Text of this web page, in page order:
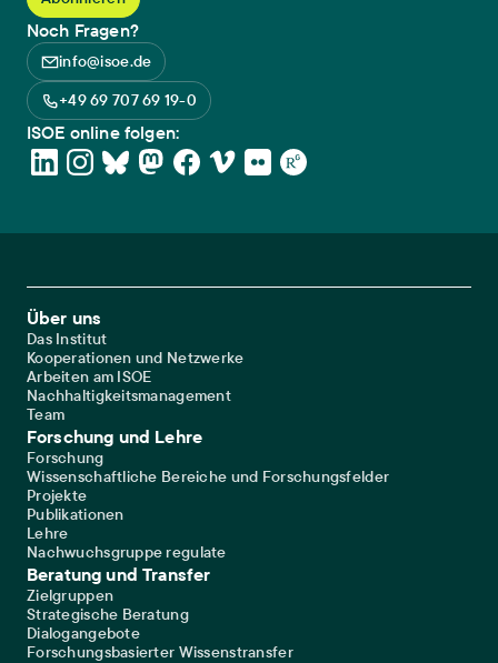
Noch Fragen?
info@isoe.de
+49 69 707 69 19-0
ISOE online folgen:
Footer Main Navigation
Über uns
Das Institut
Kooperationen und Netzwerke
Arbeiten am ISOE
Nachhaltigkeitsmanagement
Team
Forschung und Lehre
Forschung
Wissenschaftliche Bereiche und Forschungsfelder
Projekte
Publikationen
Lehre
Nachwuchsgruppe regulate
Beratung und Transfer
Zielgruppen
Strategische Beratung
Dialogangebote
Forschungsbasierter Wissenstransfer